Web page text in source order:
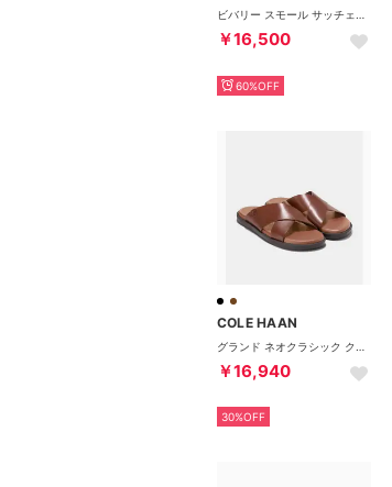
￥16,500
60%OFF
COLE HAAN
￥16,940
30%OFF